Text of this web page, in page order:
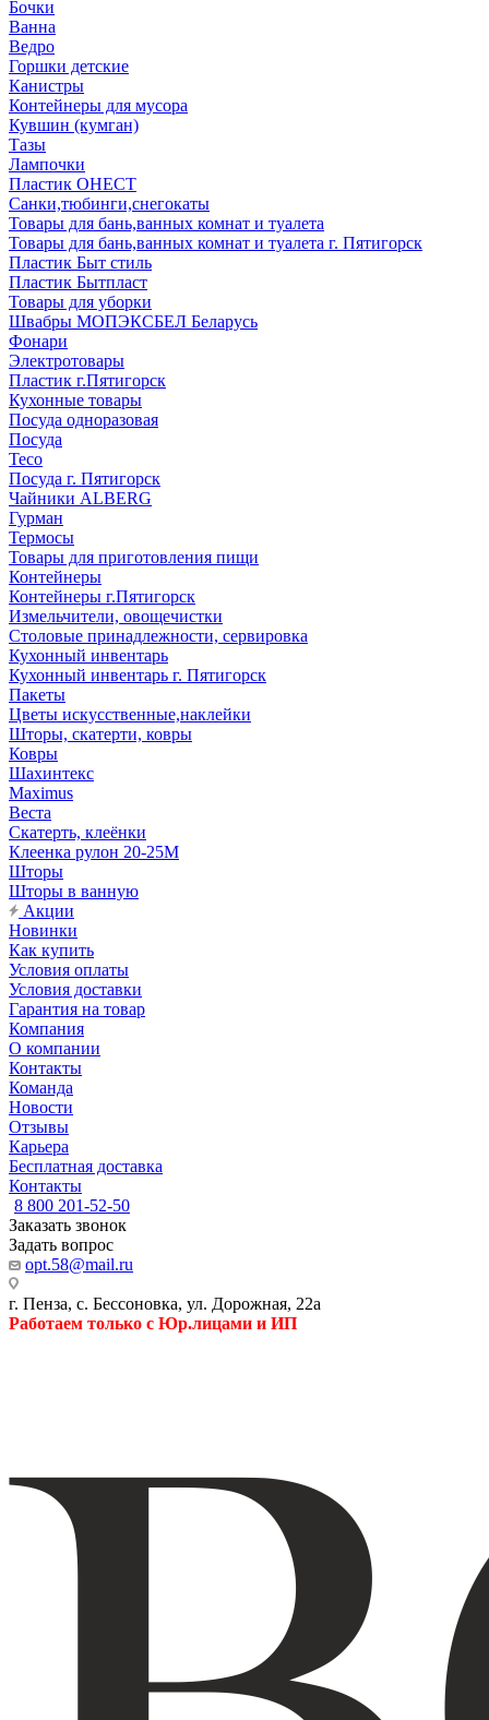
Бочки
Ванна
Ведро
Горшки детские
Канистры
Контейнеры для мусора
Кувшин (кумган)
Тазы
Лампочки
Пластик ОНЕСТ
Санки,тюбинги,снегокаты
Товары для бань,ванных комнат и туалета
Товары для бань,ванных комнат и туалета г. Пятигорск
Пластик Быт стиль
Пластик Бытпласт
Товары для уборки
Швабры МОПЭКСБЕЛ Беларусь
Фонари
Электротовары
Пластик г.Пятигорск
Кухонные товары
Посуда одноразовая
Посуда
Teco
Посуда г. Пятигорск
Чайники ALBERG
Гурман
Термосы
Товары для приготовления пищи
Контейнеры
Контейнеры г.Пятигорск
Измельчители, овощечистки
Столовые принадлежности, сервировка
Кухонный инвентарь
Кухонный инвентарь г. Пятигорск
Пакеты
Цветы искусственные,наклейки
Шторы, скатерти, ковры
Ковры
Шахинтекс
Maximus
Веста
Скатерть, клеёнки
Клеенка рулон 20-25М
Шторы
Шторы в ванную
Акции
Новинки
Как купить
Условия оплаты
Условия доставки
Гарантия на товар
Компания
О компании
Контакты
Команда
Новости
Отзывы
Карьера
Бесплатная доставка
Контакты
8 800 201-52-50
Заказать звонок
Задать вопрос
opt.58@mail.ru
г. Пенза, с. Бессоновка, ул. Дорожная, 22а
Работаем только с Юр.лицами и ИП